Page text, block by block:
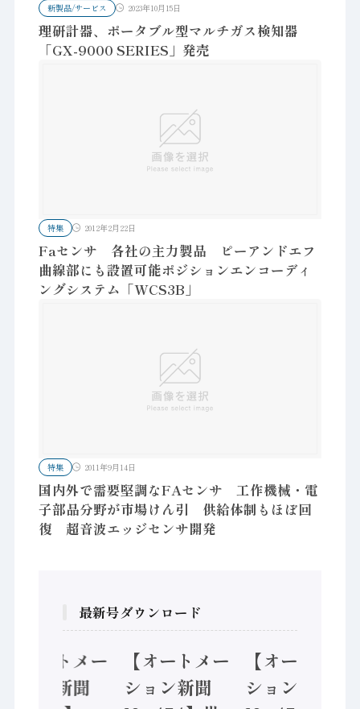
新製品/サービス 2023年10月15日
理研計器、ポータブル型マルチガス検知器
「GX-9000 SERIES」発売
特集 2012年2月22日
Faセンサ 各社の主力製品 ピーアンドエフ
曲線部にも設置可能ポジションエンコーディ
ングシステム「WCS3B」
特集 2011年9月14日
国内外で需要堅調なFAセンサ 工作機械・電
子部品分野が市場けん引 供給体制もほぼ回
復 超音波エッジセンサ開発
最新号ダウンロード
【オートメー
ション新聞
【オートメー
ション新聞
【オートメー
ション新聞